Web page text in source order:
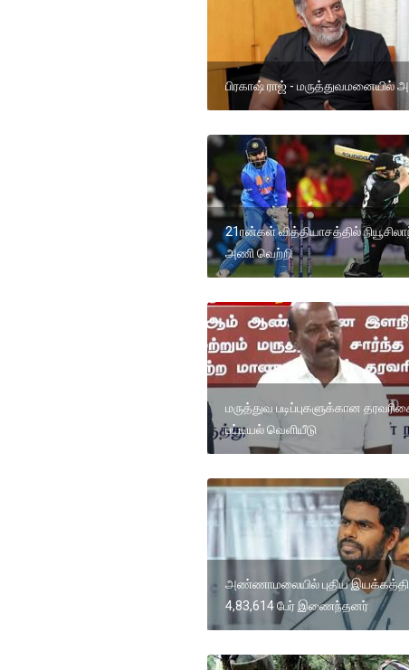
பிரகாஷ் ராஜ் - மருத்துவமனையில்
21ரன்கள் வித்தியாசத்தில்
அணி வெற்றி
மருத்துவ படிப்புகளுக்கான
பட்டியல் வெளியீடு
அண்ணாமலையில் புதிய
4,83,614 பேர் இணைந்தனர்